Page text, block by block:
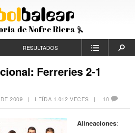
de Nofre Riera
RESULTADOS
Ferreries 2-1
2009 | LEÍDA 1.012 VECES | 10
Alineaciones: